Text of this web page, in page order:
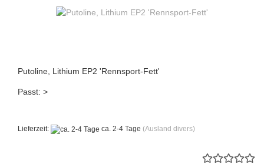
Putoline, Lithium EP2 'Rennsport-Fett'
Passt: >
Lieferzeit: ca. 2-4 Tage (Ausland divers)